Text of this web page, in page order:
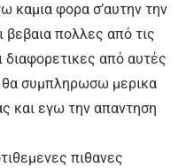
καμια φορα σ’αυτην την
βεβαια πολλες από τις
διαφορετικες από αυτές
θα συμπληρωσω μερικα
και εγω την απαντηση
πιθανες